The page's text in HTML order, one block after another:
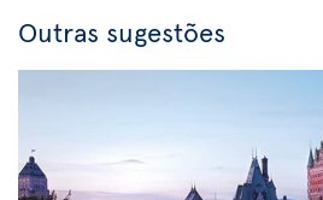
Outras sugestões